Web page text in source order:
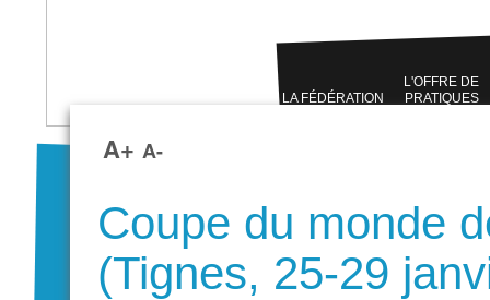
LA FÉDÉRATION
L'OFFRE DE
PRATIQUES
A+ A-
Coupe du monde
(Tignes, 25-29